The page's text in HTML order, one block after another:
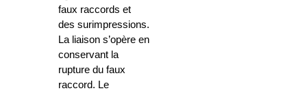
faux raccords et
des surimpressions.
La liaison s’opère en
conservant la
rupture du faux
raccord. Le